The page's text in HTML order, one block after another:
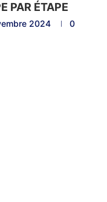
PAR ÉTAPE
2024
0